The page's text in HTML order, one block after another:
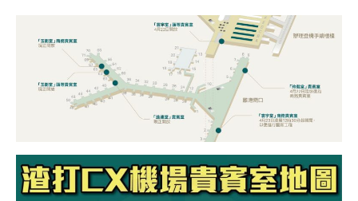
簽賬都可以儲會籍！合資格簽賬滿HK$500,000可賺高
達100馬可孛羅會會籍積分 (以簽賬賺取，以前只能夠
用飛行嚟賺取)
食肆、酒店及海外簽賬HK$4 = 1里！勁抵無上限賺里
數食飯卡！(2024年6月8日起)
國泰、香港快運合資格簽賬HK$3＝1里
換里數免手續費
每月簽賬積分自動兌換去AM戶口，免除信用卡積分換
(全新信用卡客戶*經 指定連結申請+輸入推廣碼「H
KRMRM11000」
免簽賬送多HK$200獎賞+里先生派出38
新會員里賞金@+11,000里數❗️舊客免簽賬加碼送7,000里❗️
iPhone/Mac的話會有Adblock
，請你改返啲Settin
g再申請：MrMiles.hk/adblock/
里賞金@：MrMiles.hk/cathay-card-for
m